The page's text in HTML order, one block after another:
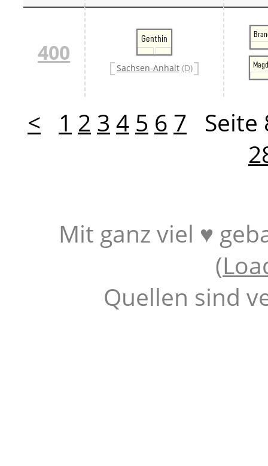
400
Genthin
Sachsen-Anhalt (D)
< 1 2 3 4 5 6 7
Mit ganz viel ♥
(
Quellen sind